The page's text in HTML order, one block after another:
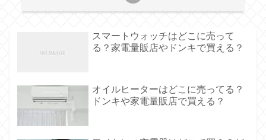
スマートウォッチはどこに売って
る？家電量販店やドンキで買える？
オイルヒーターはどこに売ってる？
ドンキや家電量販店で買える？